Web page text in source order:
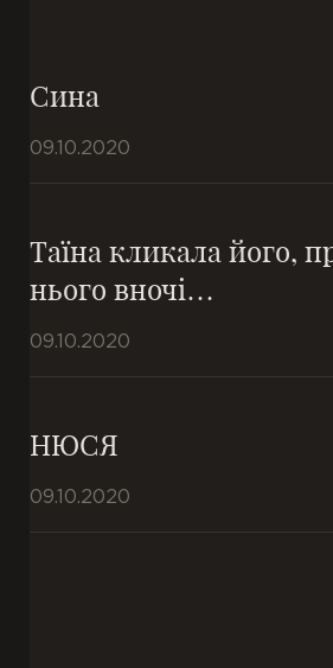
Сина
09.10.2020
Таїна кликала його,
нього вночі…
09.10.2020
НЮСЯ
09.10.2020